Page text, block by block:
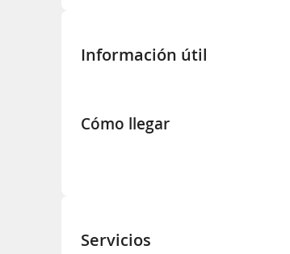
Información útil
Cómo llegar
Servicios